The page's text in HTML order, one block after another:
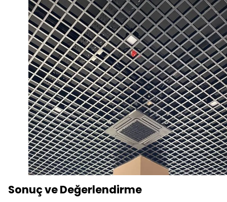
Sonuç ve Değerlendirme